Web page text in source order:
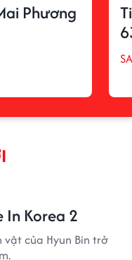
Phương
In Korea 2
vật của Hyun Bin trở